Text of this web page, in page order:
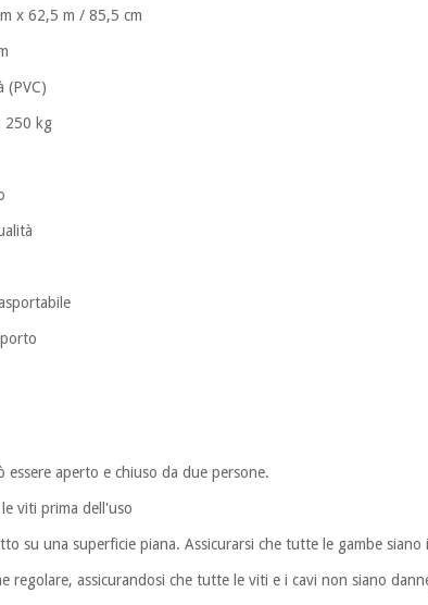
x 62,5 m / 85,5 cm
(PVC)
250 kg
aperto e chiuso da due persone.
viti prima dell'uso
su una superficie piana. Assicurarsi che tutte le gambe
regolare, assicurandosi che tutte le viti e i cavi non siano